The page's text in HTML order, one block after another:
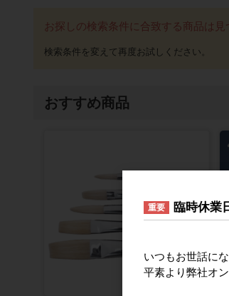
お探しの検索条件に合致する商品は見
おすすめ商品
重要 臨時休業
いつもお世話に
平素より弊社オ